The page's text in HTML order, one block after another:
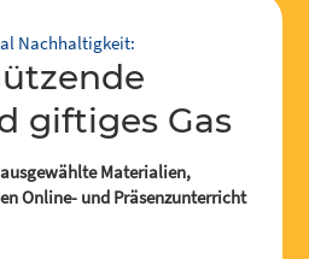
Nachhaltigkeit:
giftiges Gas
Materialien,
Online- und Präsenzunterricht